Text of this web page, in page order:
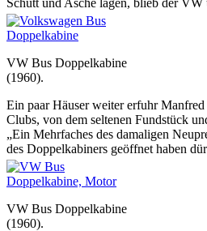
Schutt und Asche lagen, blieb der VW
VW Bus Doppelkabine
(1960).
Ein paar Häuser weiter erfuhr
Clubs, von dem seltenen Fundstück
„Ein Mehrfaches des damaligen
des Doppelkabiners geöffnet haben
VW Bus Doppelkabine
(1960).